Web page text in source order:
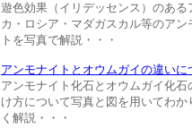
遊色効果（イリデッセンス）のある
カ・ロシア・マダガスカル等のアン
トを写真で解説・・・
アンモナイトとオウムガイの違いに
アンモナイト化石とオウムガイ化石
け方について写真と図を用いてわか
く解説・・・